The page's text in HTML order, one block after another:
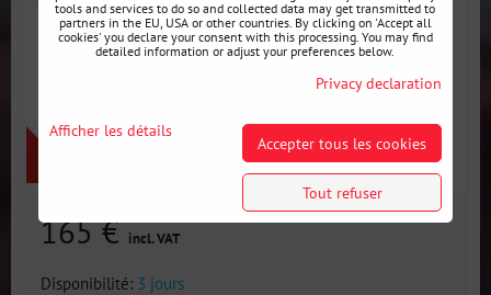
165 €incl. VAT
Disponibilité: 3 jours
tools and services to do so and collected data may get transmitted to
partners in the EU, USA or other countries. By clicking on 'Accept all
cookies' you declare your consent with this processing. You may find
detailed information or adjust your preferences below.
Privacy declaration
Afficher les détails
Accepter tous les cookies
Tout refuser